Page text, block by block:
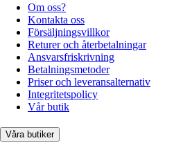
Om oss?
Kontakta oss
Försäljningsvillkor
Returer och återbetalningar
Ansvarsfriskrivning
Betalningsmetoder
Priser och leveransalternativ
Integritetspolicy
Vår butik
Våra butiker